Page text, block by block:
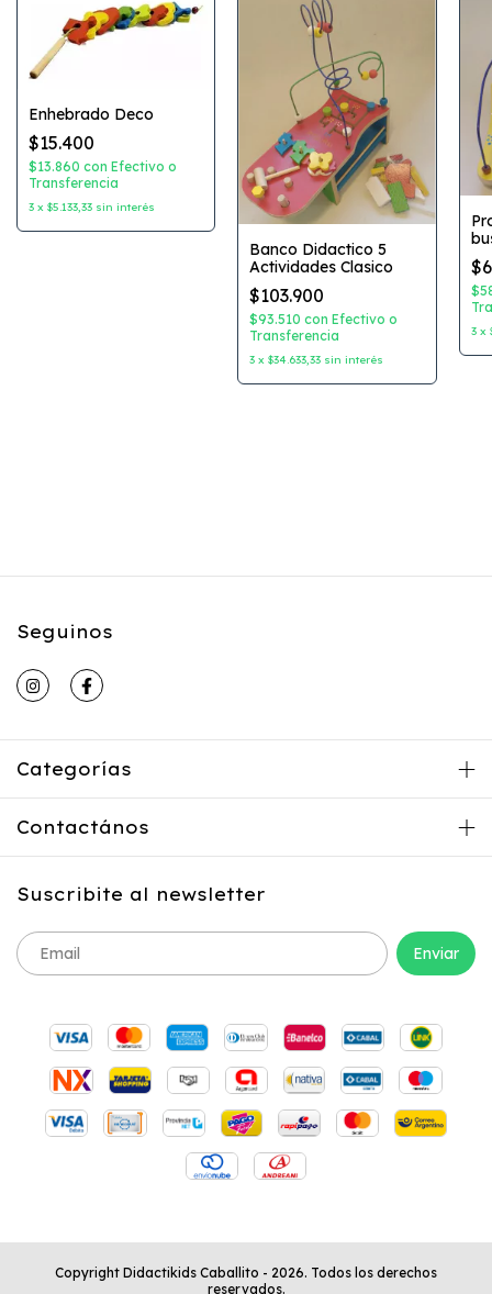
Enhebrado Deco
$15.400
$13.860 con Efectivo o
Transferencia
3 x $5.133,33 sin interés
Banco Didactico 5
Actividades Clasico
$103.900
$93.510con Efectivo o
Transferencia
3 x$34.633,33 sin interés
3 x
Seguinos
Categorías
Contactános
Suscribite al newsletter
Copyright Didactikids Caballito - 2026. Todos los derechos
reservados.